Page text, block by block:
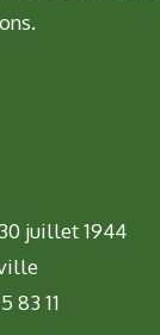
juillet 1944
83 11